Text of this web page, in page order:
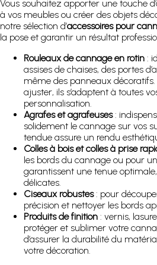
Vous souhaitez apporter une touche
à vos meubles ou créer des objets
notre sélection d’accessoires pour
la pose et garantir un résultat
Rouleaux de cannage en rotin :
assises de chaises, des portes
même des panneaux
ajuster, ils s’adaptent à toutes
personnalisation.
Agrafes et agrafeuses:
solidement le cannage sur vos
tendue assure un rendu
Colles à bois et colles à prise
les bords du cannage ou pour
garantissent une tenue
délicates.
Ciseaux robustes: pour
précision et nettoyer les bords
Produits de finition : vernis,
protéger et sublimer votre
d’assurer la durabilité du
votre décoration.